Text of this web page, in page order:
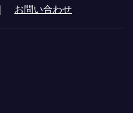
お問い合わせ